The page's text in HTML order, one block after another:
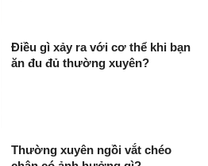
Điều gì xảy ra với cơ thể khi bạn
ăn đu đủ thường xuyên?
Thường xuyên ngồi vắt chéo